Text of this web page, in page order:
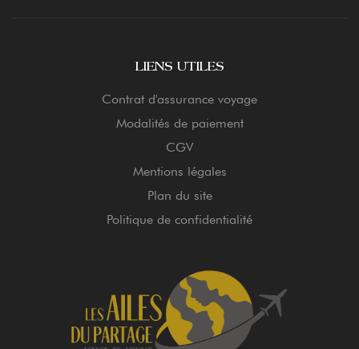
LIENS UTILES
Contrat d'assurance voyage
Modalités de paiement
CGV
Mentions légales
Plan du site
Politique de confidentialité